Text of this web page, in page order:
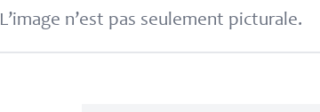
L’image n’est pas seulement picturale.